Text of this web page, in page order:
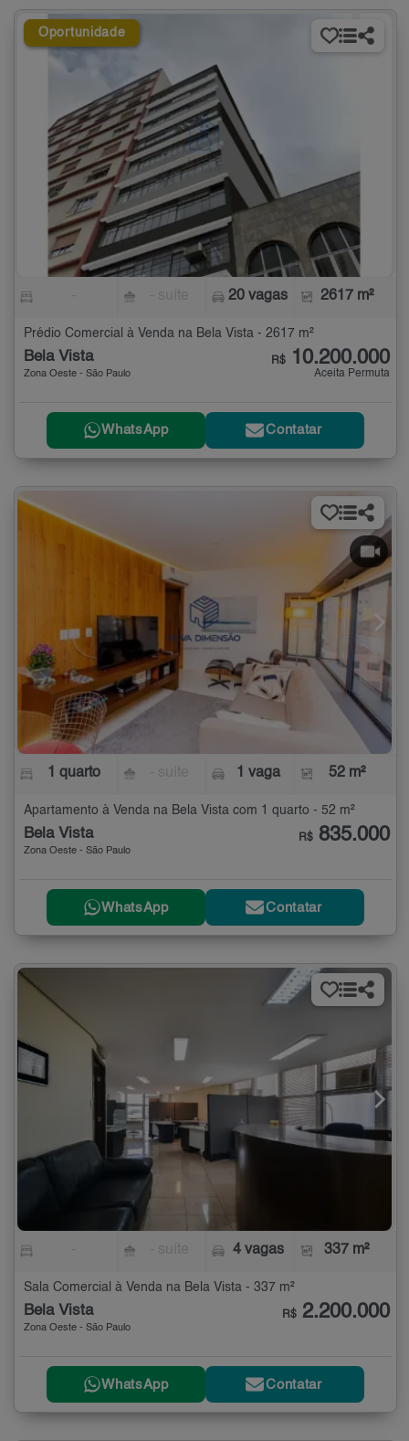
Oportunidade
20 vagas 2617 m²
Prédio Comercial à Venda na Bela Vista - 2617 m²
Bela Vista
Zona Oeste - São Paulo
R$ 10.200.000
Aceita Permuta
WhatsApp Contatar
1 quarto 1 vaga 52 m²
Apartamento à Venda na Bela Vista com 1 quarto - 52 m²
Bela Vista
Zona Oeste - São Paulo
R$ 835.000
WhatsApp Contatar
4 vagas 337 m²
Sala Comercial à Venda na Bela Vista - 337 m²
Bela Vista
Zona Oeste - São Paulo
R$ 2.200.000
WhatsApp Contatar